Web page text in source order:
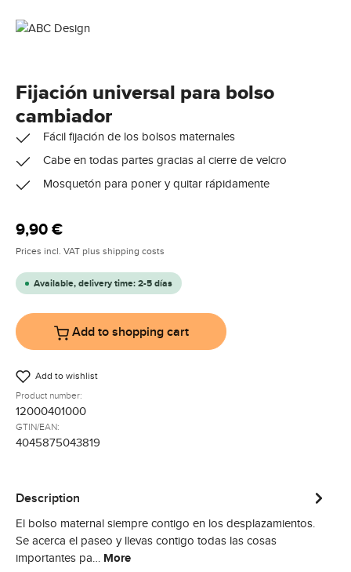
Fijación universal para bolso
cambiador
Fácil fijación de los bolsos maternales
Cabe en todas partes gracias al cierre de velcro
Mosquetón para poner y quitar rápidamente
Regular price:
9,90 €
Prices incl. VAT plus shipping costs
Available, delivery time: 2-5 días
Add to shopping cart
Add to wishlist
Product number:
12000401000
GTIN/EAN:
4045875043819
Description
El bolso maternal siempre contigo en los desplazamientos.
Se acerca el paseo y llevas contigo todas las cosas
importantes pa… More